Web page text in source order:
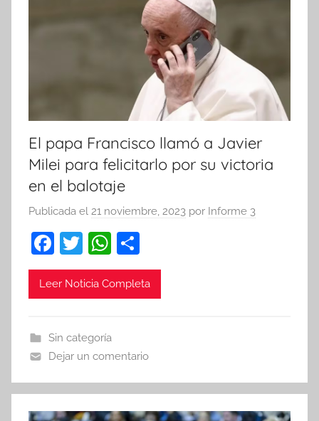
El papa Francisco llamó a Javier
Milei para felicitarlo por su victoria
en el balotaje
Publicada el 21 noviembre, 2023 por Informe 3
F
a
c
b
o
o
k
T
w
itt
W
h
at
A
p
p
o
m
tir
Leer Noticia Completa
Sin categoría
Dejar un comentario